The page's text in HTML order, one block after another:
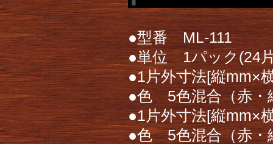
●型番 ML-111
●単位 1パック(24
●1片外寸法[縦mm×
●色 5色混合（赤・
●1片外寸法[縦mm×
●色 5色混合（赤・